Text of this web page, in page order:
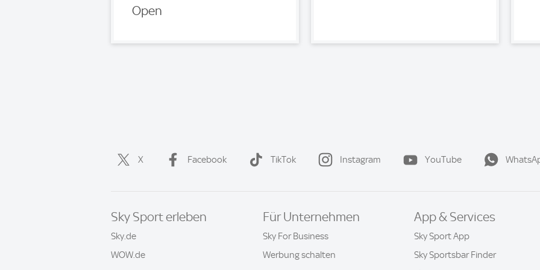
Open
X Facebook TikTok Instagram YouTube
Sky Sport erleben
Sky.de
WOW.de
Für Unternehmen
Sky For Business
Werbung schalten
App & Services
Sky Sport App
Sky Sportsbar Finder